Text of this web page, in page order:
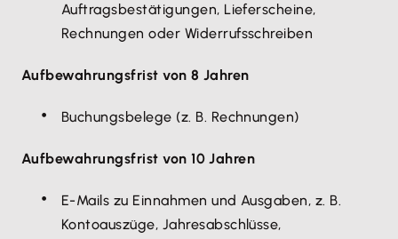
Auftragsbestätigungen, Lieferscheine,
Rechnungen oder Widerrufsschreiben
Aufbewahrungsfrist von 8 Jahren
Buchungsbelege (z. B. Rechnungen)
Aufbewahrungsfrist von 10 Jahren
E-Mails zu Einnahmen und Ausgaben, z. B.
Kontoauszüge, Jahresabschlüsse,